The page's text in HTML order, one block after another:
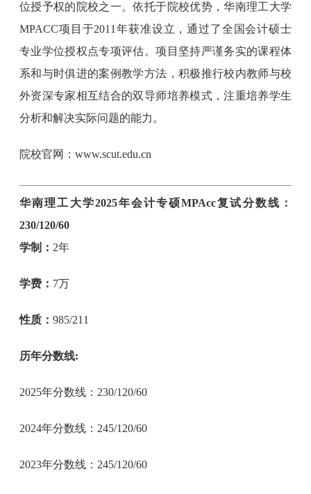
位授予权的院校之一。依托于院校优势，华南理工大学
MPACC项目于2011年获准设立，通过了全国会计硕士
专业学位授权点专项评估。项目坚持严谨务实的课程体
系和与时俱进的案例教学方法，积极推行校内教师与校
外资深专家相互结合的双导师培养模式，注重培养学生
分析和解决实际问题的能力。
院校官网：www.scut.edu.cn
华南理工大学2025年会计专硕MPAcc复试分数线：
230/120/60
学制： 2年
学费： 7万
性质：985/211
历年分数线:
2025年分数线：230/120/60
2024年分数线：245/120/60
2023年分数线：245/120/60